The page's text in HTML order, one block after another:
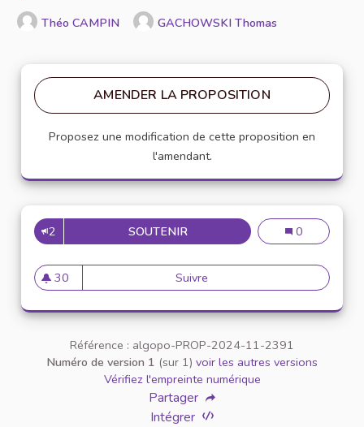
Théo CAMPIN GACHOWSKI Thomas
AMENDER LA PROPOSITION
Proposez une modification de cette proposition en
l'amendant.
2 SOUTENIRCRÉER UN LIEU CENTRAL DE
Créer un lieu
0
30
30 abonnés
Suivre Créer un lieu central de Vie
Référence : algopo-PROP-2024-11-2391
Numéro de version 1 (sur 1) voir les autres versions
Vérifiez l'empreinte numérique
Partager
Intégrer